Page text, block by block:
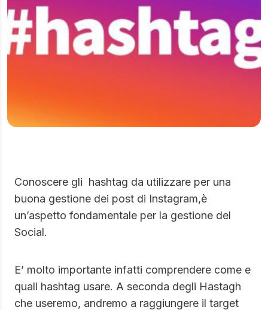
Conoscere gli hashtag da utilizzare per una
buona gestione dei post di Instagram,è
un’aspetto fondamentale per la gestione del
Social.
E’ molto importante infatti comprendere come e
quali hashtag usare. A seconda degli Hastagh
che useremo, andremo a raggiungere il target